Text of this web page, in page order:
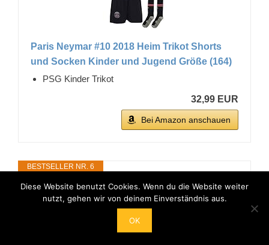
Paris Neymar #10 2018 Heim Trikot Shorts
und Socken Kinder und Jugend Größe (164)
PSG Kinder Trikot
32,99 EUR
Bei Amazon anschauen
BESTSELLER NR. 6
Diese Website benutzt Cookies. Wenn du die Website weiter
nutzt, gehen wir von deinem Einverständnis aus.
OK